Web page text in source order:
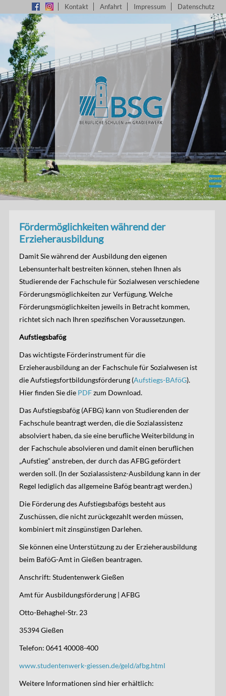
Kontakt Anfahrt Impressum Datenschutz
Fördermöglichkeiten während der
Erzieherausbildung
Damit Sie während der Ausbildung den eigenen
Lebensunterhalt bestreiten können, stehen Ihnen als
Studierende der Fachschule für Sozialwesen verschiedene
Förderungsmöglichkeiten zur Verfügung. Welche
Förderungsmöglichkeiten jeweils in Betracht kommen,
richtet sich nach Ihren spezifischen Voraussetzungen.
Aufstiegsbafög
Das wichtigste Förderinstrument für die
Erzieherausbildung an der Fachschule für Sozialwesen ist
die Aufstiegsfortbildungsförderung (Aufstiegs-BAföG).
Hier finden Sie die PDFzum Download.
Das Aufstiegsbafög (AFBG) kann von Studierenden der
Fachschule beantragt werden, die die Sozialassistenz
absolviert haben, da sie eine berufliche Weiterbildung in
der Fachschule absolvieren und damit einen beruflichen
„Aufstieg“ anstreben, der durch das AFBG gefördert
werden soll. (In der Sozialassistenz-Ausbildung kann in der
Regel lediglich das allgemeine Bafög beantragt werden.)
Die Förderung des Aufstiegsbafögs besteht aus
Zuschüssen, die nicht zurückgezahlt werden müssen,
kombiniert mit zinsgünstigen Darlehen.
Sie können eine Unterstützung zu der Erzieherausbildung
beim BaföG-Amt in Gießen beantragen.
Anschrift: Studentenwerk Gießen
Amt für Ausbildungsförderung | AFBG
Otto-Behaghel-Str. 23
35394 Gießen
Telefon: 0641 40008-400
www.studentenwerk-giessen.de/geld/afbg.html
Weitere Informationen sind hier erhältlich: